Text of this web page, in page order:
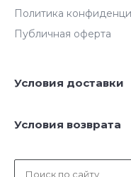
Политика
Публичная оферта
Условия доставки
Условия возврата